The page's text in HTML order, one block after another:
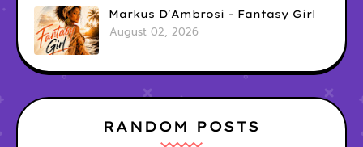
Markus D'Ambrosi - Fantasy Girl
August 02, 2026
RANDOM POSTS